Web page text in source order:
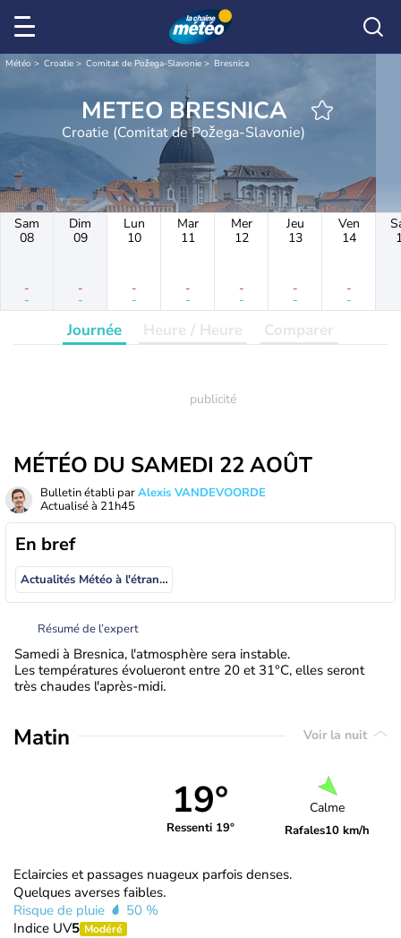
Météo Croatie Comitat de Požega-Slavonie Bresnica
METEO BRESNICA
Croatie (Comitat de Požega-Slavonie)
Sam
08
-
-
Dim
09
-
-
Lun
10
-
-
Mar
11
-
-
Mer
12
-
-
Jeu
13
-
-
Ven
14
-
-
Journée Heure / Heure Comparer
MÉTÉO DU SAMEDI 22 AOÛT
Bulletin établi parAlexis VANDEVOORDE
Actualisé à 21h45
En bref
Actualités Météo à l'étranger
Résumé de l’expert
Samedi à Bresnica, l'atmosphère sera instable.
Les températures évolueront entre 20 et 31°C, elles seront
très chaudes l'après-midi.
Matin Voir la nuit
19°
Ressenti 19°
Calme
Rafales10 km/h
Eclaircies et passages nuageux parfois denses.
Quelques averses faibles.
Risque de pluie
50 %
Indice UV5 Modéré